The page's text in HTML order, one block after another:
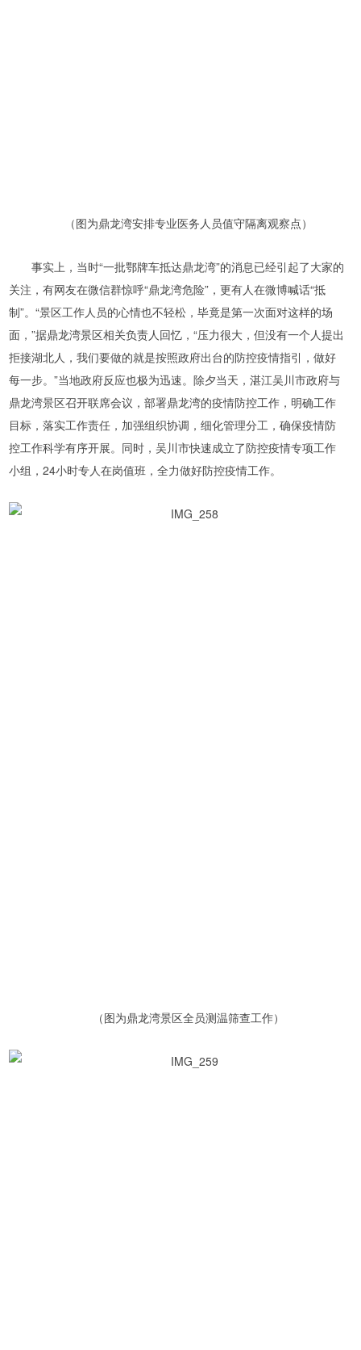
（图为鼎龙湾安排专业医务人员值守隔离观察点）
事实上，当时“一批鄂牌车抵达鼎龙湾”的消息已经引起了大家的
关注，有网友在微信群惊呼“鼎龙湾危险”，更有人在微博喊话“抵
制”。“景区工作人员的心情也不轻松，毕竟是第一次面对这样的场
面，”据鼎龙湾景区相关负责人回忆，“压力很大，但没有一个人提出
拒接湖北人，我们要做的就是按照政府出台的防控疫情指引，做好
每一步。”当地政府反应也极为迅速。除夕当天，湛江吴川市政府与
鼎龙湾景区召开联席会议，部署鼎龙湾的疫情防控工作，明确工作
目标，落实工作责任，加强组织协调，细化管理分工，确保疫情防
控工作科学有序开展。同时，吴川市快速成立了防控疫情专项工作
小组，24小时专人在岗值班，全力做好防控疫情工作。
（图为鼎龙湾景区全员测温筛查工作）